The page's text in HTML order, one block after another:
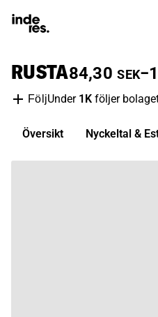
RUSTA84,30 SEK
FöljUnder 1K följer
Översikt Nyckeltal &